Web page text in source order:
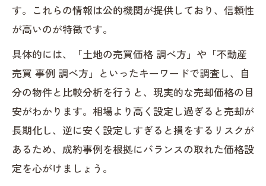
と実務
不動産売却事例で見るトラブル回避の実
売却トラブルを避けるための事例分析の
着眼点
公的データから導く納得の不動産取引
不動産売却時に役立つ公的データ活用法
を解説
国土交通省の情報で見る不動産売却の成
す。これらの情報は公的機関が提供しており、信頼性
が高いのが特徴です。
具体的には、「土地の売買価格 調べ方」や「不動産
売買 事例 調べ方」といったキーワードで調査し、自
分の物件と比較分析を行うと、現実的な売却価格の目
安がわかります。相場より高く設定し過ぎると売却が
長期化し、逆に安く設定しすぎると損をするリスクが
あるため、成約事例を根拠にバランスの取れた価格設
定を心がけましょう。